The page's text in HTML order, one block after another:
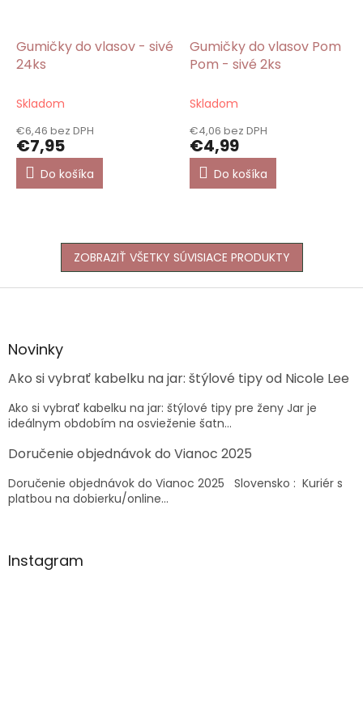
Gumičky do vlasov - sivé
24ks
Skladom
€6,46 bez DPH
€7,95
Do košíka
Gumičky do vlasov Pom
Pom - sivé 2ks
Skladom
€4,06 bez DPH
€4,99
Do košíka
ZOBRAZIŤ VŠETKY SÚVISIACE PRODUKTY
Z
äNovinky
Ako si vybrať kabelku na jar: štýlové tipy od Nicole Lee
Ako si vybrať kabelku na jar: štýlové tipy pre ženy Jar je
ideálnym obdobím na osvieženie šatn...
Doručenie objednávok do Vianoc 2025
Doručenie objednávok do Vianoc 2025 Slovensko : Kuriér s
platbou na dobierku/online...
Instagram